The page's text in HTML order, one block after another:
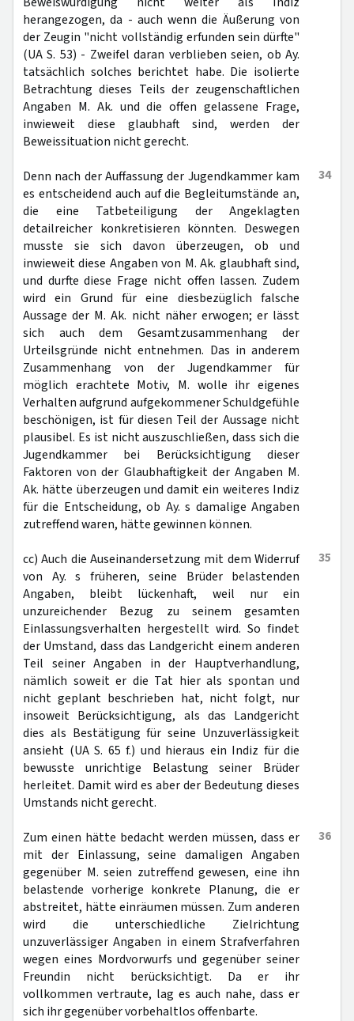
herangezogen, da - auch wenn die Äußerung von
der Zeugin "nicht vollständig erfunden sein dürfte"
(UA S. 53) - Zweifel daran verblieben seien, ob Ay.
tatsächlich solches berichtet habe. Die isolierte
Betrachtung dieses Teils der zeugenschaftlichen
Angaben M. Ak. und die offen gelassene Frage,
inwieweit diese glaubhaft sind, werden der
Beweissituation nicht gerecht.
34
Denn nach der Auffassung der Jugendkammer kam
es entscheidend auch auf die Begleitumstände an,
die eine Tatbeteiligung der Angeklagten
detailreicher konkretisieren könnten. Deswegen
musste sie sich davon überzeugen, ob und
inwieweit diese Angaben von M. Ak. glaubhaft sind,
und durfte diese Frage nicht offen lassen. Zudem
wird ein Grund für eine diesbezüglich falsche
Aussage der M. Ak. nicht näher erwogen; er lässt
sich auch dem Gesamtzusammenhang der
Urteilsgründe nicht entnehmen. Das in anderem
Zusammenhang von der Jugendkammer für
möglich erachtete Motiv, M. wolle ihr eigenes
Verhalten aufgrund aufgekommener Schuldgefühle
beschönigen, ist für diesen Teil der Aussage nicht
plausibel. Es ist nicht auszuschließen, dass sich die
Jugendkammer bei Berücksichtigung dieser
Faktoren von der Glaubhaftigkeit der Angaben M.
Ak. hätte überzeugen und damit ein weiteres Indiz
für die Entscheidung, ob Ay. s damalige Angaben
zutreffend waren, hätte gewinnen können.
35
cc) Auch die Auseinandersetzung mit dem Widerruf
von Ay. s früheren, seine Brüder belastenden
Angaben, bleibt lückenhaft, weil nur ein
unzureichender Bezug zu seinem gesamten
Einlassungsverhalten hergestellt wird. So findet
der Umstand, dass das Landgericht einem anderen
Teil seiner Angaben in der Hauptverhandlung,
nämlich soweit er die Tat hier als spontan und
nicht geplant beschrieben hat, nicht folgt, nur
insoweit Berücksichtigung, als das Landgericht
dies als Bestätigung für seine Unzuverlässigkeit
ansieht (UA S. 65 f.) und hieraus ein Indiz für die
bewusste unrichtige Belastung seiner Brüder
herleitet. Damit wird es aber der Bedeutung dieses
Umstands nicht gerecht.
36
Zum einen hätte bedacht werden müssen, dass er
mit der Einlassung, seine damaligen Angaben
gegenüber M. seien zutreffend gewesen, eine ihn
belastende vorherige konkrete Planung, die er
abstreitet, hätte einräumen müssen. Zum anderen
wird die unterschiedliche Zielrichtung
unzuverlässiger Angaben in einem Strafverfahren
wegen eines Mordvorwurfs und gegenüber seiner
Freundin nicht berücksichtigt. Da er ihr
vollkommen vertraute, lag es auch nahe, dass er
sich ihr gegenüber vorbehaltlos offenbarte.